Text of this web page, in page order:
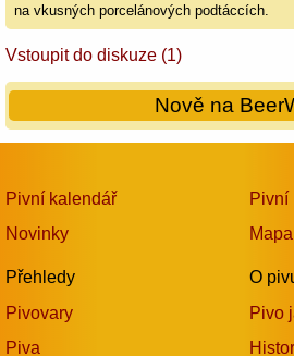
na vkusných porcelánových podtáccích.
Vstoupit do diskuze (1)
Nově na
Pivní kalendář
Novinky
Přehledy
Pivovary
Piva
Pivní
O
Pivo